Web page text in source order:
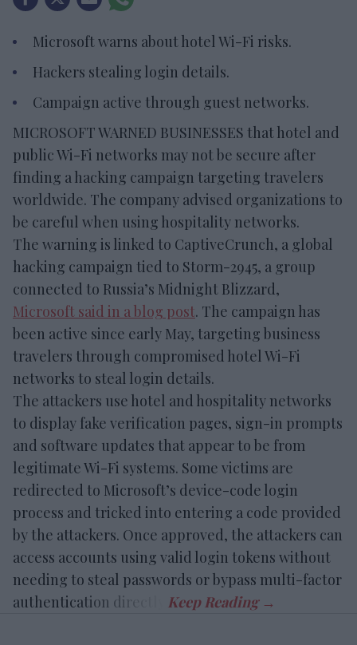
Microsoft warns about hotel Wi-Fi risks.
Hackers stealing login details.
Campaign active through guest networks.
MICROSOFT WARNED BUSINESSES that hotel and
public Wi-Fi networks may not be secure after
finding a hacking campaign targeting travelers
worldwide. The company advised organizations to
be careful when using hospitality networks.
The warning is linked to CaptiveCrunch, a global
hacking campaign tied to Storm-2945, a group
connected to Russia’s Midnight Blizzard,
Microsoft said in a blog post. The campaign has
been active since early May, targeting business
travelers through compromised hotel Wi-Fi
networks to steal login details.
The attackers use hotel and hospitality networks
to display fake verification pages, sign-in prompts
and software updates that appear to be from
legitimate Wi-Fi systems. Some victims are
redirected to Microsoft’s device-code login
process and tricked into entering a code provided
by the attackers. Once approved, the attackers can
access accounts using valid login tokens without
needing to steal passwords or bypass multi-factor
authentication directly.